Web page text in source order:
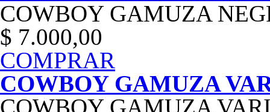
COWBOY GAMUZA
$ 7.000,00
COMPRAR
COWBOY GAMUZA